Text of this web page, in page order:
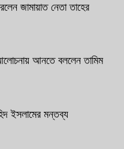
জামায়াত নেতা তাহের
আনতে বললেন তামিম
ইসলামের মন্তব্য